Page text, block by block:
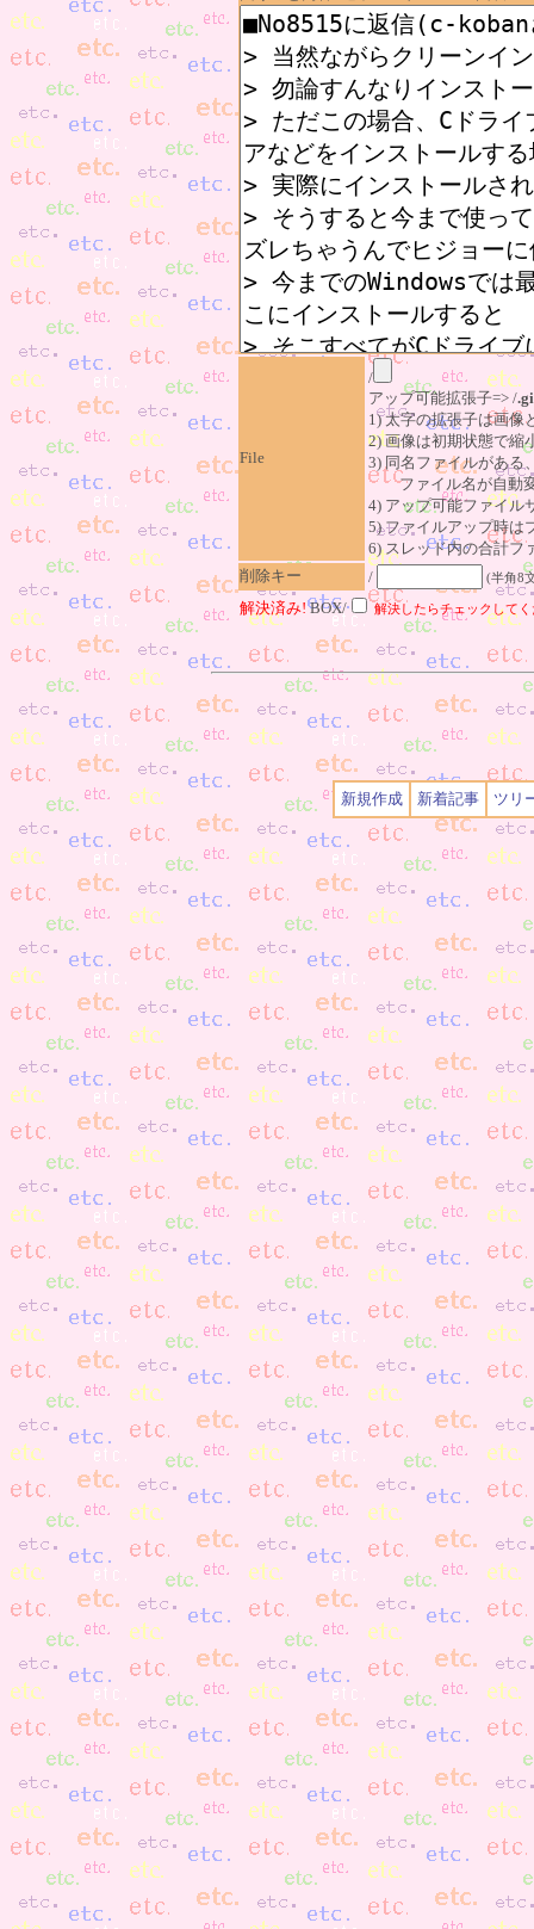
File
/
アップ可能拡張子=> /
1) 太字の拡張子は画像
2) 画像は初期状態で縮
3) 同名ファイルがある
ファイル名が自動変
4) アップ可能ファイル
5) ファイルアップ時は
6) スレッド内の合計フ
削除キー
/ (半角8
解決済み!BOX/ 解決したらチェックして
新規作成 新着記事 ツリ